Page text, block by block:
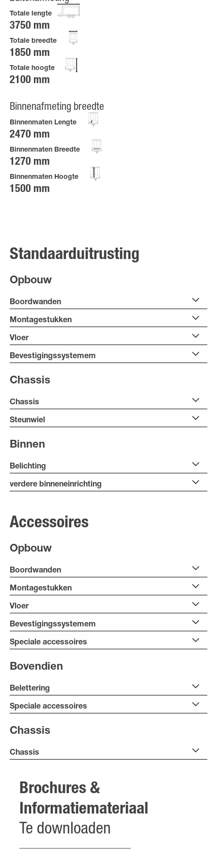
Totale lengte
3750 mm
Totale breedte
1850 mm
Totale hoogte
2100 mm
Binnenafmeting breedte
Binnenmaten Lengte
2470 mm
Binnenmaten Breedte
1270 mm
Binnenmaten Hoogte
1500 mm
Standaarduitrusting
Opbouw
Boordwanden
Montagestukken
Vloer
Bevestigingssystemem
Chassis
Chassis
Steunwiel
Binnen
Belichting
verdere binneneinrichting
Accessoires
Opbouw
Boordwanden
Montagestukken
Vloer
Bevestigingssystemem
Speciale accessoires
Bovendien
Belettering
Speciale accessoires
Chassis
Chassis
Brochures &
Informatiemateriaal
Te downloaden